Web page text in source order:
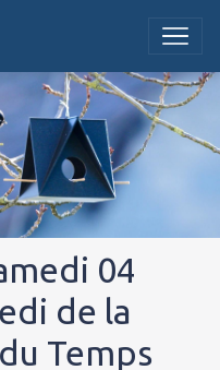
04
de la
Temps